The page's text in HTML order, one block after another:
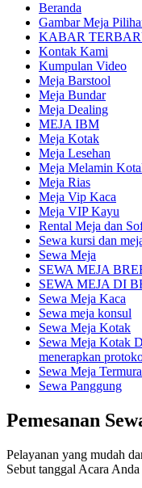
Beranda
Gambar Meja
KABAR
Kontak Kami
Kumpulan Video
Meja Barstool
Meja Bundar
Meja Dealing
MEJA IBM
Meja Kotak
Meja Lesehan
Meja Melamin
Meja Rias
Meja Vip Kaca
Meja VIP Kayu
Rental Meja dan
Sewa kursi dan
Sewa Meja
SEWA MEJA
SEWA MEJA DI
Sewa Meja Kaca
Sewa meja konsul
Sewa Meja Kotak
Sewa Meja Kotak
menerapkan
Sewa Meja
Sewa Panggung
Pemesanan
Pelayanan yang mudah
Sebut tanggal Acara Anda